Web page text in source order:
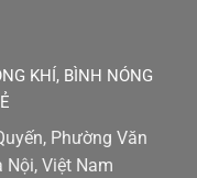
KHÍ, BÌNH NÓNG
Phường Văn
Nội, Việt Nam